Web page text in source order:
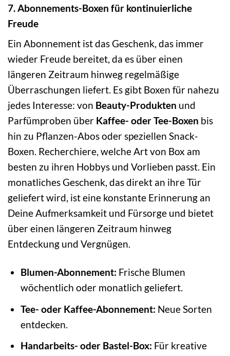
7. Abonnements-Boxen für kontinuierliche
Freude
Ein Abonnement ist das Geschenk, das immer
wieder Freude bereitet, da es über einen
längeren Zeitraum hinweg regelmäßige
Überraschungen liefert. Es gibt Boxen für nahezu
jedes Interesse: von Beauty-Produkten und
Parfümproben über Kaffee- oder Tee-Boxen bis
hin zu Pflanzen-Abos oder speziellen Snack-
Boxen. Recherchiere, welche Art von Box am
besten zu ihren Hobbys und Vorlieben passt. Ein
monatliches Geschenk, das direkt an ihre Tür
geliefert wird, ist eine konstante Erinnerung an
Deine Aufmerksamkeit und Fürsorge und bietet
über einen längeren Zeitraum hinweg
Entdeckung und Vergnügen.
Blumen-Abonnement: Frische Blumen
wöchentlich oder monatlich geliefert.
Tee- oder Kaffee-Abonnement: Neue Sorten
entdecken.
Handarbeits- oder Bastel-Box: Für kreative